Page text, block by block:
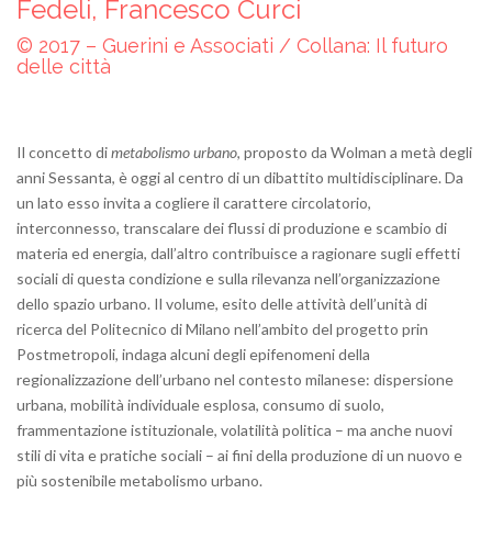
Fedeli, Francesco Curci
© 2017 – Guerini e Associati / Collana: Il futuro
delle città
Il concetto dimetabolismo urbano, proposto da Wolman a metà degli
anni Sessanta, è oggi al centro di un dibattito multidisciplinare. Da
un lato esso invita a cogliere il carattere circolatorio,
interconnesso, transcalare dei flussi di produzione e scambio di
materia ed energia, dall’altro contribuisce a ragionare sugli effetti
sociali di questa condizione e sulla rilevanza nell’organizzazione
dello spazio urbano. Il volume, esito delle attività dell’unità di
ricerca del Politecnico di Milano nell’ambito del progetto prin
Postmetropoli, indaga alcuni degli epifenomeni della
regionalizzazione dell’urbano nel contesto milanese: dispersione
urbana, mobilità individuale esplosa, consumo di suolo,
frammentazione istituzionale, volatilità politica – ma anche nuovi
stili di vita e pratiche sociali – ai fini della produzione di un nuovo e
più sostenibile metabolismo urbano.